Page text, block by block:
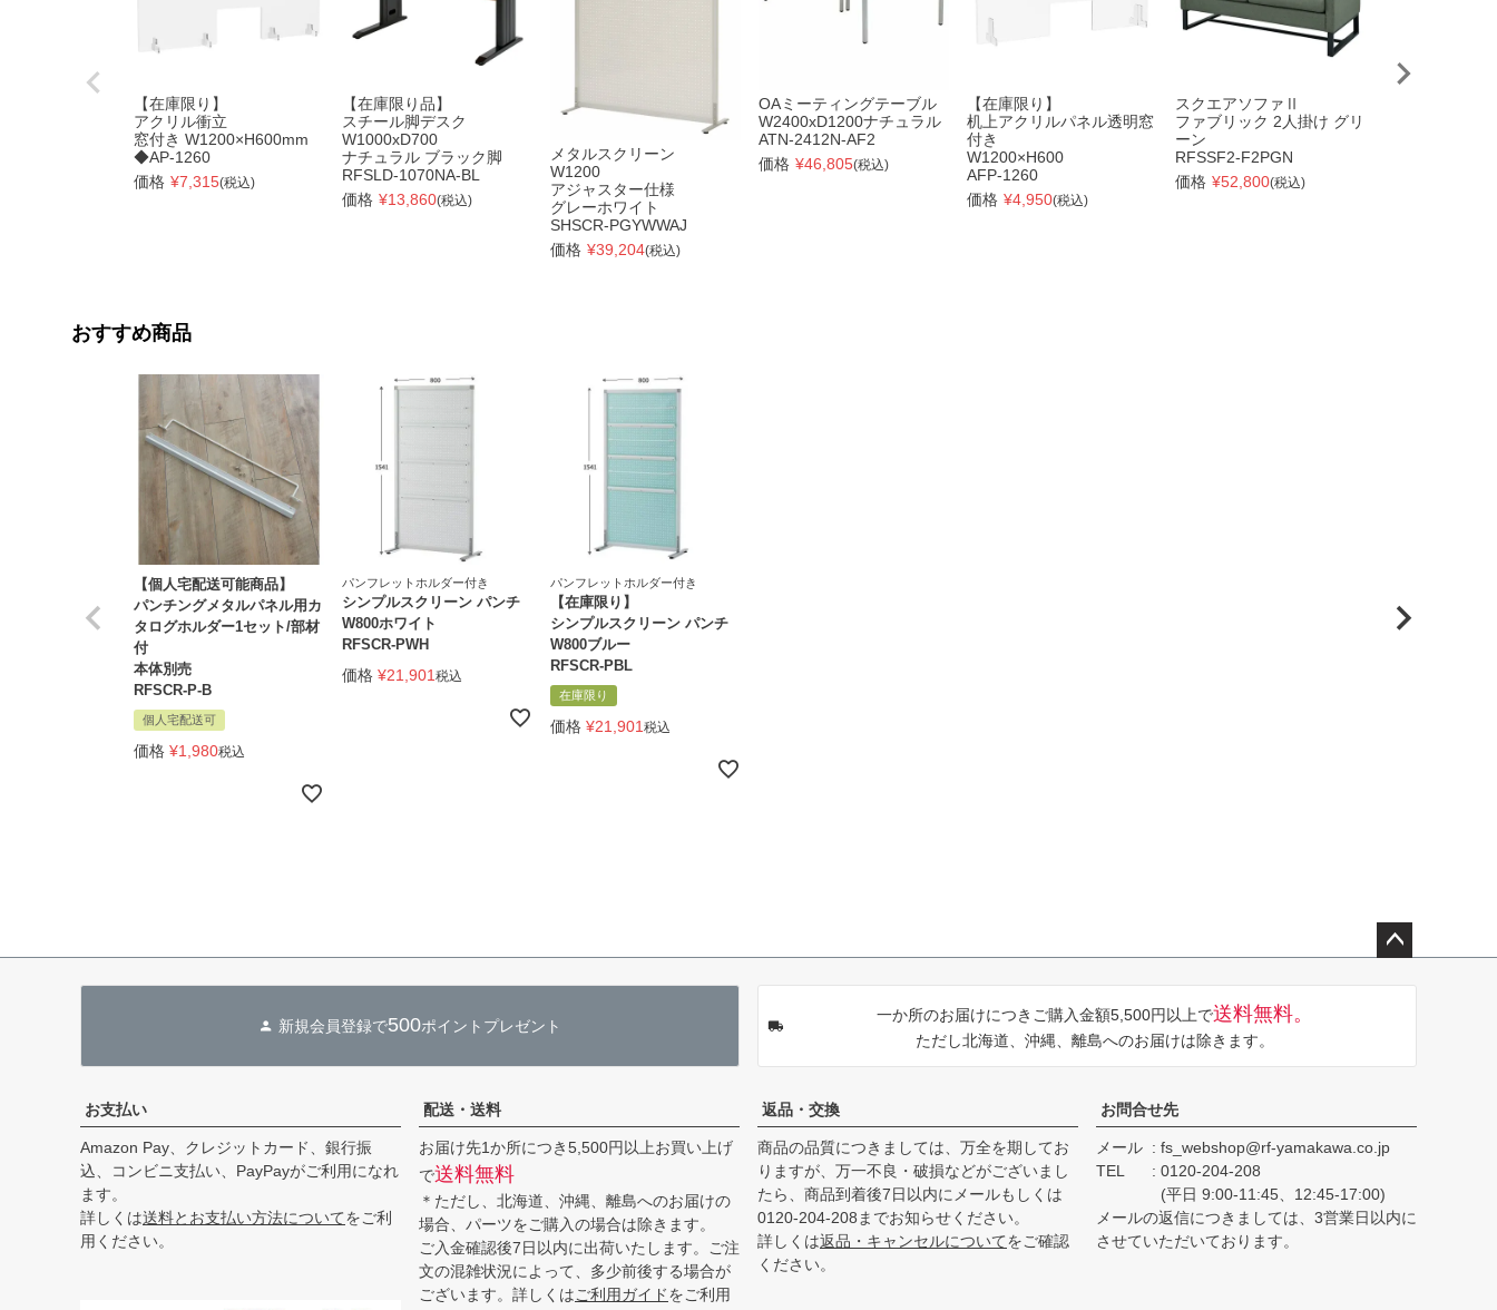
【在庫限り】
アクリル衝立
窓付き W1200×H600mm
◆AP-1260
価格 ¥7,315(税込)
【在庫限り品】
スチール脚デスク
W1000xD700
ナチュラル ブラック脚
RFSLD-1070NA-BL
価格 ¥13,860(税込)
メタルスクリーン
W1200
アジャスター仕様
グレーホワイト
SHSCR-PGYWWAJ
価格 ¥39,204(税込)
OAミーティングテーブル
W2400xD1200ナチュラル
ATN-2412N-AF2
価格 ¥46,805(税込)
【在庫限り】
机上アクリルパネル透明窓
付き
W1200×H600
AFP-1260
価格 ¥4,950(税込)
スクエアソファⅡ
ファブリック 2人掛け グリ
ーン
RFSSF2-F2PGN
価格 ¥52,800(税込)
おすすめ商品
【個人宅配送可能商品】
パンチングメタルパネル用カ
タログホルダー1セット/部材
付
本体別売
RFSCR-P-B
個人宅配送可
価格 ¥1,980税込
パンフレットホルダー付き
シンプルスクリーン パンチ
W800ホワイト
RFSCR-PWH
価格 ¥21,901 税込
パンフレットホルダー付き
【在庫限り】
シンプルスクリーン パンチ
W800ブルー
RFSCR-PBL
在庫限り
価格 ¥21,901 税込
新規会員登録で500ポイントプレゼント
一か所のお届けにつきご購入金額5,500円以上で送料無料。
ただし北海道、沖縄、離島へのお届けは除きます。
お支払い
Amazon Pay、クレジットカード、銀行振
込、コンビニ支払い、PayPayがご利用になれ
ます。
詳しくは送料とお支払い方法についてをご利
用ください。
配送・送料
お届け先1か所につき5,500円以上お買い上げ
で送料無料
＊ただし、北海道、沖縄、離島へのお届けの
場合、パーツをご購入の場合は除きます。
ご入金確認後7日以内に出荷いたします。ご注
文の混雑状況によって、多少前後する場合が
ございます。詳しくはご利用ガイドをご利用
返品・交換
商品の品質につきましては、万全を期してお
りますが、万一不良・破損などがございまし
たら、商品到着後7日以内にメールもしくは
0120-204-208までお知らせください。
詳しくは返品・キャンセルについてをご確認
ください。
お問合せ先
メール
fs_webshop@rf-yamakawa.co.jp
TEL
0120-204-208
(平日 9:00-11:45、12:45-17:00)
メールの返信につきましては、3営業日以内に
させていただいております。